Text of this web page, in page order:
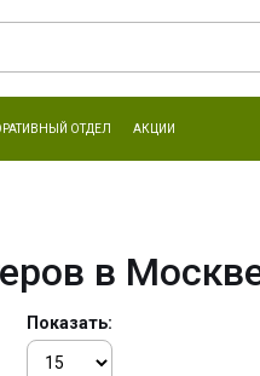
ОТДЕЛ АКЦИИ
в
Показать: